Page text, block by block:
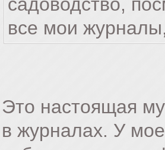
садоводство,
все мои
Это настоящая
в журналах. У